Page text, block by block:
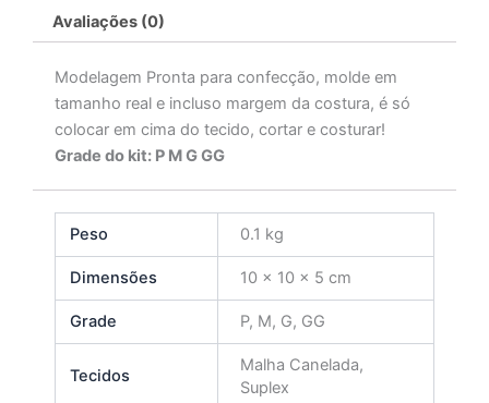
Avaliações (0)
Modelagem Pronta para confecção, molde em
tamanho real e incluso margem da costura, é só
colocar em cima do tecido, cortar e costurar!
Grade do kit: P M G GG
Peso 0.1 kg
Dimensões 10 × 10 × 5 cm
Grade P, M, G, GG
Tecidos
Malha Canelada,
Suplex